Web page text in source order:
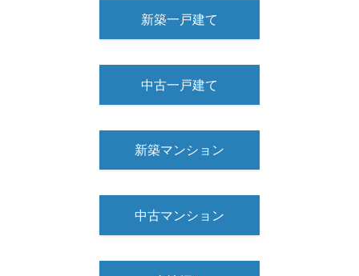
新築一戸建て
中古一戸建て
新築マンション
中古マンション